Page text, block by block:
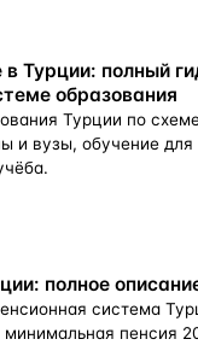
Турции: полный
образования
Турции по
и вузы, обучение для
полное
система
минимальная пенсия